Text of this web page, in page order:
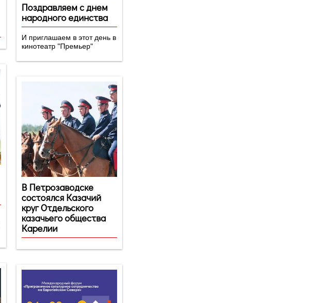
Поздравляем с днем
народного единства
И приглашаем в этот день в
кинотеатр "Премьер"
В Петрозаводске
состоялся Казачий
круг Отдельского
казачьего общества
Карелии